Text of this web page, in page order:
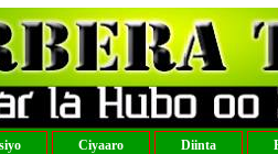
Ciyaaro Diinta